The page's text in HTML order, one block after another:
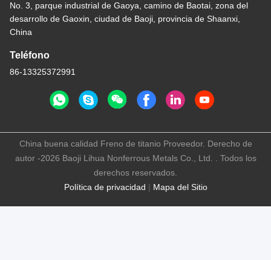
No. 3, parque industrial de Gaoya, camino de Baotai, zona del
desarrollo de Gaoxin, ciudad de Baoji, provincia de Shaanxi,
China
Teléfono
86-13325372991
Política de privacidad | Mapa del Sitio
China buena calidad Freno de titanio Proveedor. Derecho de
autor -2026 Baoji Lihua Nonferrous Metals Co., Ltd. . Todos los
derechos reservados.